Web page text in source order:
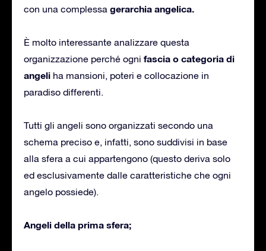
con una complessa gerarchia angelica.
È molto interessante analizzare questa
organizzazione perché ogni fascia o categoria di
angeli ha mansioni, poteri e collocazione in
paradiso differenti.
Tutti gli angeli sono organizzati secondo una
schema preciso e, infatti, sono suddivisi in base
alla sfera a cui appartengono (questo deriva solo
ed esclusivamente dalle caratteristiche che ogni
angelo possiede).
Angeli della prima sfera;